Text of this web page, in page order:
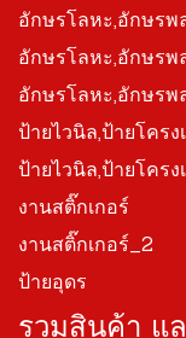
อักษรโลหะ,อักษรพ
อักษรโลหะ,อักษรพ
อักษรโลหะ,อักษรพ
ป้ายไวนิล,ป้ายโครง
ป้ายไวนิล,ป้ายโครง
งานสติ๊กเกอร์
งานสติ๊กเกอร์_2
ป้ายอุดร
รวมสินค้า แ